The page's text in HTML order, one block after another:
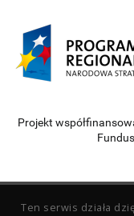
Projekt
Ten serwis działa